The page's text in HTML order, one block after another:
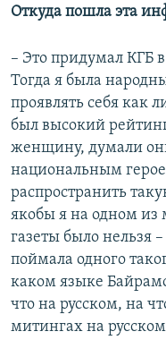
Откуда пошла эта
– Это придумал КГБ
Тогда я была
проявлять себя как
был высокий
женщину, думали
национальным
распространить
якобы я на одном из
газеты было нельзя
поймала одного
каком языке
что на русском, на
митингах на